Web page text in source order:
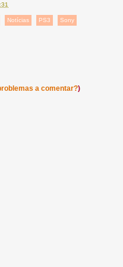
Notícias PS3 Sony
a comentar?)